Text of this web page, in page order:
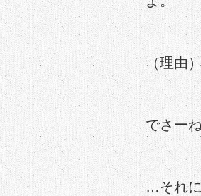
（理由
でさー
…それ